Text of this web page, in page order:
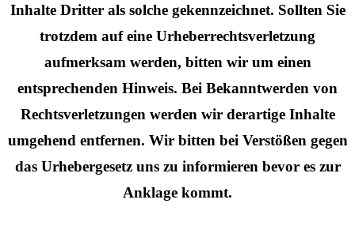
Inhalte Dritter als solche gekennzeichnet. Sollten Sie
trotzdem auf eine Urheberrechtsverletzung
aufmerksam werden, bitten wir um einen
entsprechenden Hinweis. Bei Bekanntwerden von
Rechtsverletzungen werden wir derartige Inhalte
umgehend entfernen. Wir bitten bei Verstößen gegen
das Urhebergesetz uns zu informieren bevor es zur
Anklage kommt.